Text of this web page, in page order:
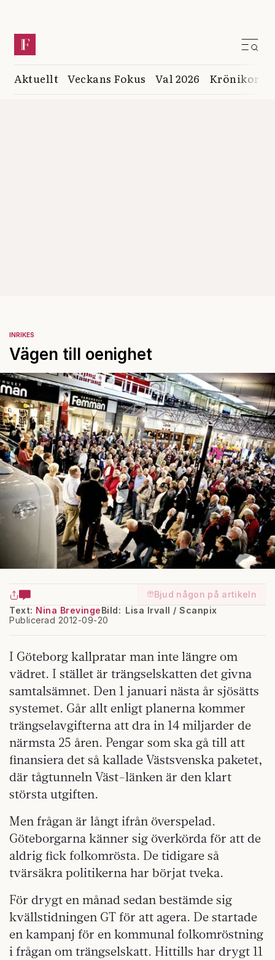
Aktuellt Veckans Fokus Val 2026 Krönikor
INRIKES
Vägen till oenighet
Bjud någon på artikeln
Text: Nina Brevinge
Publicerad 2012-09-20
Bild: Lisa Irvall / Scanpix
I Göteborg kallpratar man inte längre om
vädret. I stället är trängselskatten det givna
samtalsämnet. Den 1 januari nästa år sjösätts
systemet. Går allt enligt planerna kommer
trängselavgifterna att dra in 14 miljarder de
närmsta 25 åren. Pengar som ska gå till att
finansiera det så kallade Västsvenska paketet,
där tågtunneln Väst-länken är den klart
största utgiften.
Men frågan är långt ifrån överspelad.
Göteborgarna känner sig överkörda för att de
aldrig fick folkomrösta. De tidigare så
tvärsäkra politikerna har börjat tveka.
För drygt en månad sedan bestämde sig
kvällstidningen GT för att agera. De startade
en kampanj för en kommunal folkomröstning
i frågan om trängselskatt. Hittills har drygt 11